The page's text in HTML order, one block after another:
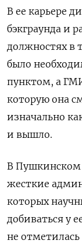
В ее карьере
бэкграунда и
должностях в
было
пунктом, а
которую она
изначально
и вышло.
В Пушкинском
жесткие
которых
добиваться у
не